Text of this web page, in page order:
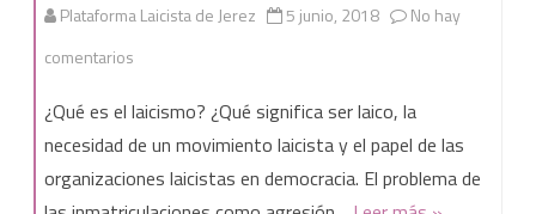
Plataforma Laicista de Jerez 5 junio, 2018
No hay
comentarios
e
inmatriculaciones
¿Qué es el laicismo? ¿Qué significa ser laico, la
necesidad de un movimiento laicista y el papel de las
organizaciones laicistas en democracia. El problema de